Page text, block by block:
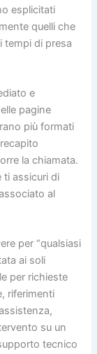
esplicitati
quelli che
tempi di presa
e
pagine
più formati
la chiamata.
ti assicuri di
al
per “qualsiasi
ai soli
per richieste
riferimenti
su un
tecnico